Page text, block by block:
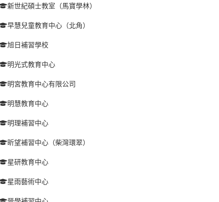
新世紀碩士教室（馬寶學林）
早慧兒童教育中心（北角）
旭日補習學校
明光式教育中心
明宮教育中心有限公司
明慧教育中心
明理補習中心
昕望補習中心（柴灣環翠）
星研教育中心
星雨藝術中心